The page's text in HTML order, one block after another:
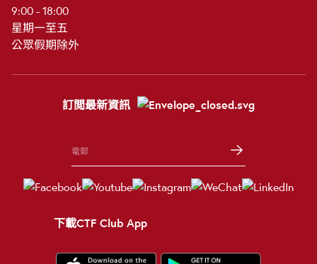
9:00 - 18:00
星期一至五
公眾假期除外
訂閲最新資訊
下載CTF Club App